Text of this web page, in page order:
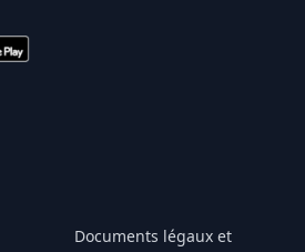
journalistique
Documents légaux et